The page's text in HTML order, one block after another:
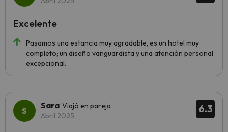
Pasamos una estancia muy agradable, es un hotel muy
completo; un diseño vanguardista y una atención personal
excepcional.
Excelente
6.3
Sara Viajó en pareja
Abril 2025